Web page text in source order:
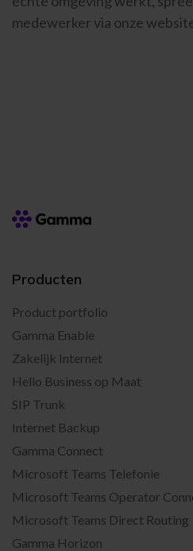
medewerker via onze
Producten
Product portfolio
Gamma Enable
Zakelijk Internet
Hello Business op Maat
SIP Trunk
Internet Backup
Gamma Connect
Microsoft Teams Telefonie
Microsoft Teams Operator
Microsoft Teams Direct Routing
Gamma Horizon